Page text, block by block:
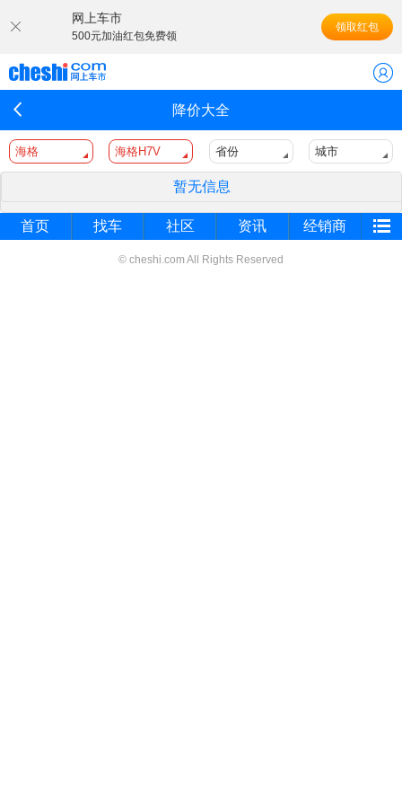
网上车市
500元加油红包免费领
领取红包
降价大全
海格 海格H7V 省份 城市
暂无信息
首页 找车 社区 资讯 经销商
© cheshi.com All Rights Reserved